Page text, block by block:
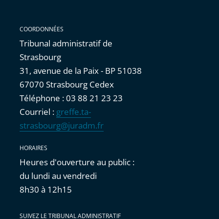
COORDONNÉES
Tribunal administratif de
Strasbourg
31, avenue de la Paix - BP 51038
67070 Strasbourg Cedex
Téléphone : 03 88 21 23 23
Courriel : greffe.ta-
strasbourg@juradm.fr
HORAIRES
Heures d'ouverture au public :
du lundi au vendredi
8h30 à 12h15
SUIVEZ LE TRIBUNAL ADMINISTRATIF